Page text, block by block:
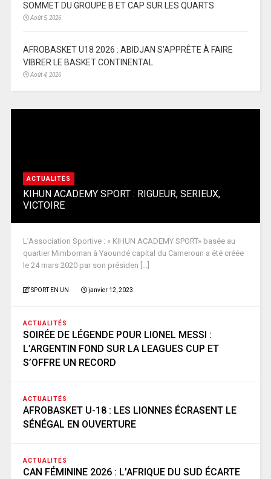
SOMMET DU GROUPE B ET CAP SUR LES QUARTS
Août 5, 2026
AFROBASKET U18 2026 : ABIDJAN S’APPRÊTE À FAIRE
VIBRER LE BASKET CONTINENTAL
Août 4, 2026
ACTUALITÉS
KIHUN ACADEMY SPORT : RIGUEUR, SERIEUX,
VICTOIRE
L’Association Sportive : « KIHUN ACADEMY SPORT» basée au
quartier Mimboman à Yaoundé capital du Cameroun a été créée
le 24 mars 2020 par son présiden [...]
SPORT EN UN janvier 12, 2023
ACTUALITÉS
SOIRÉE DE LÉGENDE POUR LIONEL MESSI :
L’ARGENTIN FOND SUR LA LEAGUES CUP ET
S’OFFRE UN RECORD
ACTUALITÉS
AFROBASKET U-18 : LES LIONNES ÉCRASENT LE
SÉNÉGAL EN OUVERTURE
ACTUALITÉS
CAN FÉMININE 2026 : L’AFRIQUE DU SUD ÉCARTE